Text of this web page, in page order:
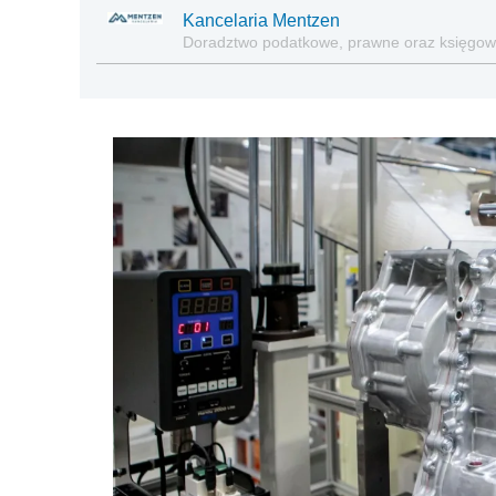
Kancelaria Mentzen
Doradztwo podatkowe, prawne oraz